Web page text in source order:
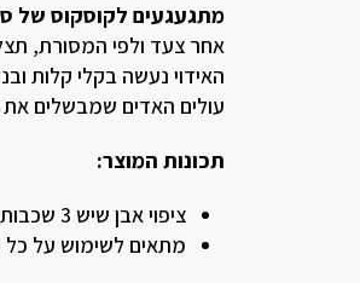
מתגעגעים לקוסקוס של
אחר צעד ולפי המסורת,
האידוי נעשה בקלי קלות
עולים האדים שמבשלים את
תכונות המוצר:
ציפוי אבן שיש 3 שכבות חזק ועמיד
מתאים לשימוש על כל